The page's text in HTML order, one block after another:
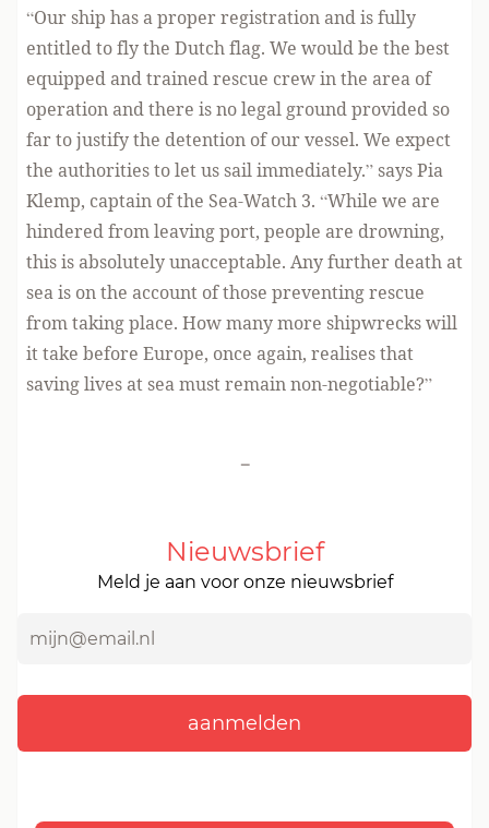
“Our ship has a proper registration and is fully
entitled to fly the Dutch flag. We would be the best
equipped and trained rescue crew in the area of
operation and there is no legal ground provided so
far to justify the detention of our vessel. We expect
the authorities to let us sail immediately.” says Pia
Klemp, captain of the Sea-Watch 3. “While we are
hindered from leaving port, people are drowning,
this is absolutely unacceptable. Any further death at
sea is on the account of those preventing rescue
from taking place. How many more shipwrecks will
it take before Europe, once again, realises that
saving lives at sea must remain non-negotiable?”
-
Nieuwsbrief
Meld je aan voor onze nieuwsbrief